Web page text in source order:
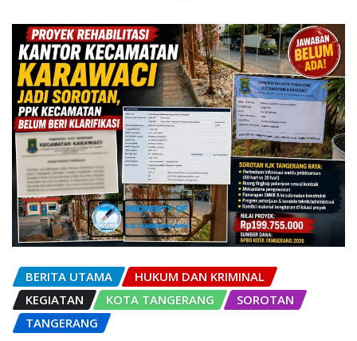
BERITA UTAMA
HUKUM DAN KRIMINAL
KEGIATAN
KOTA TANGERANG
SOROTAN
TANGERANG